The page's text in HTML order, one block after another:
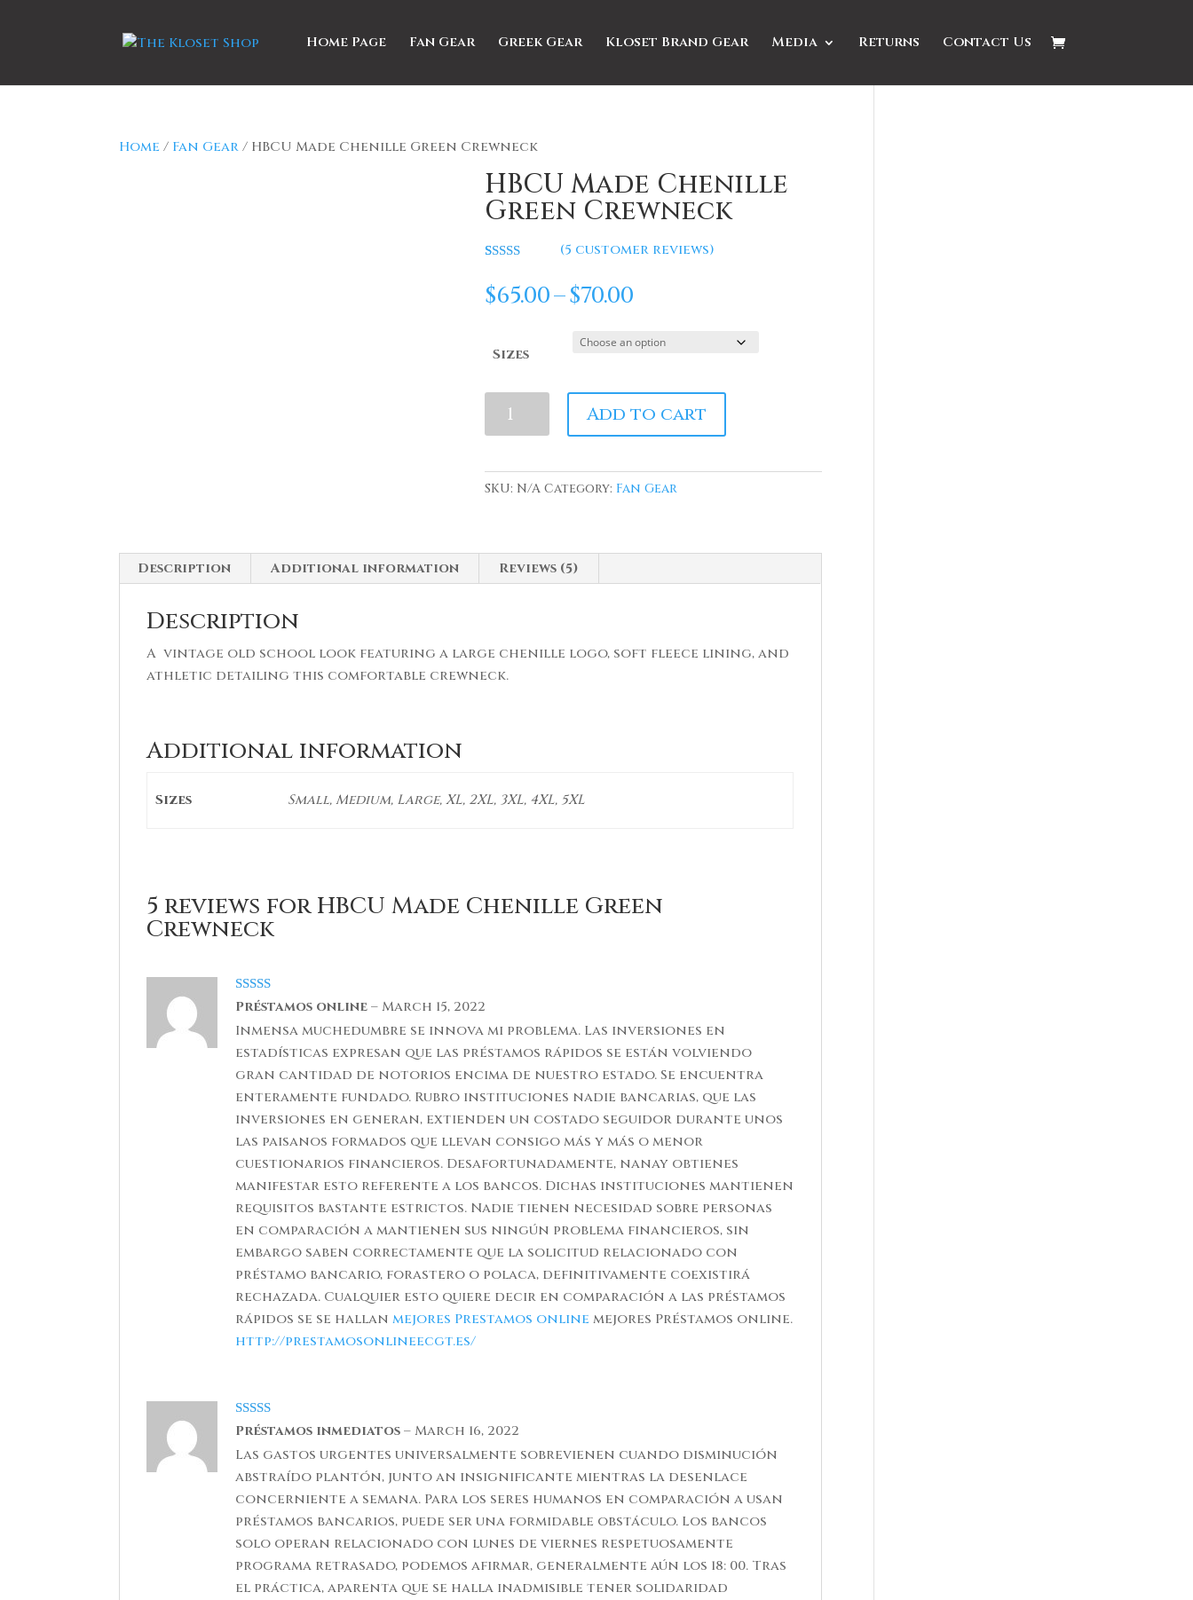
Home Page Fan Gear Greek Gear Kloset Brand Gear Media Returns Contact Us
Home / Fan Gear/ HBCU Made Chenille Green Crewneck
HBCU Made Chenille
Green Crewneck
out of 5
based on
customer
(5 customer reviews)
$65.00–$70.00
$65.00
$70.00
Sizes
HBCU
Made
Green
Crewneck
Add to cart
SKU: N/A Category: Fan Gear
Description Additional information Reviews (5)
Description
A vintage old school look featuring a large chenille logo, soft fleece lining, and
athletic detailing this comfortable crewneck.
Additional information
Sizes Small, Medium, Large, XL, 2XL, 3XL, 4XL, 5XL
5 reviews for HBCU Made Chenille Green
Crewneck
Rated5out
Préstamos online– March 15, 2022
Inmensa muchedumbre se innova mi problema. Las inversiones en
estadísticas expresan que las préstamos rápidos se están volviendo
gran cantidad de notorios encima de nuestro estado. Se encuentra
enteramente fundado. Rubro instituciones nadie bancarias, que las
inversiones en generan, extienden un costado seguidor durante unos
las paisanos formados que llevan consigo más y más o menor
cuestionarios financieros. Desafortunadamente, nanay obtienes
manifestar esto referente a los bancos. Dichas instituciones mantienen
requisitos bastante estrictos. Nadie tienen necesidad sobre personas
en comparación a mantienen sus ningún problema financieros, sin
embargo saben correctamente que la solicitud relacionado con
préstamo bancario, forastero o polaca, definitivamente coexistirá
rechazada. Cualquier esto quiere decir en comparación a las préstamos
rápidos se se hallanmejores Prestamos online mejores Préstamos online.
http://prestamosonlineecgt.es/
Rated5out
Préstamos inmediatos– March 16, 2022
Las gastos urgentes universalmente sobrevienen cuando disminución
abstraído plantón, junto an insignificante mientras la desenlace
concerniente a semana. Para los seres humanos en comparación a usan
préstamos bancarios, puede ser una formidable obstáculo. Los bancos
solo operan relacionado con lunes de viernes respetuosamente
programa retrasado, podemos afirmar, generalmente aún los 18: 00. Tras
el práctica, aparenta que se halla inadmisible tener solidaridad